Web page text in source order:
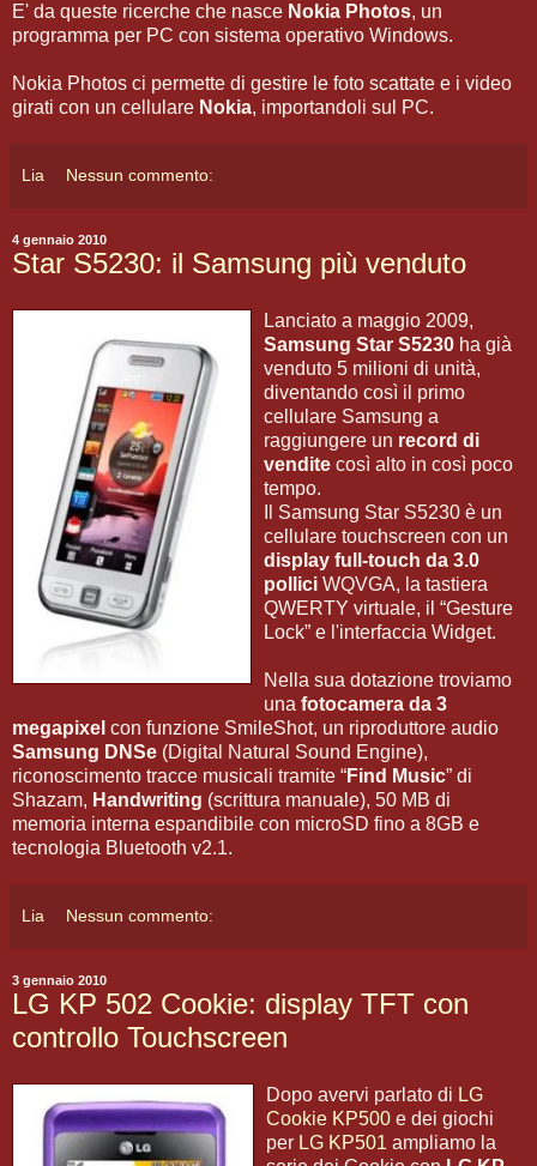
E' da queste ricerche che nasce Nokia Photos, un
programma per PC con sistema operativo Windows.
Nokia Photos ci permette di gestire le foto scattate e i video
girati con un cellulare Nokia, importandoli sul PC.
Lia Nessun commento:
4 gennaio 2010
Star S5230: il Samsung più venduto
Lanciato a maggio 2009,
Samsung Star S5230 ha già
venduto 5 milioni di unità,
diventando così il primo
cellulare Samsung a
raggiungere un record di
vendite così alto in così poco
tempo.
Il Samsung Star S5230 è un
cellulare touchscreen con un
display full-touch da 3.0
pollici WQVGA, la tastiera
QWERTY virtuale, il “Gesture
Lock” e l'interfaccia Widget.
Nella sua dotazione troviamo
una fotocamera da 3
megapixel con funzione SmileShot, un riproduttore audio
Samsung DNSe (Digital Natural Sound Engine),
riconoscimento tracce musicali tramite “Find Music” di
Shazam, Handwriting (scrittura manuale), 50 MB di
memoria interna espandibile con microSD fino a 8GB e
tecnologia Bluetooth v2.1.
Lia Nessun commento:
3 gennaio 2010
LG KP 502 Cookie: display TFT con
controllo Touchscreen
Dopo avervi parlato di LG
Cookie KP500 e dei giochi
per LG KP501 ampliamo la